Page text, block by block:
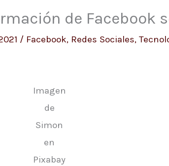
de Facebook
/ Facebook, Redes Sociales,
Imagen
de
Simon
en
Pixabay